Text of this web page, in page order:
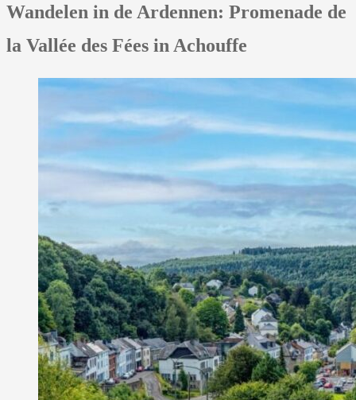
Wandelen in de Ardennen: Promenade de
la Vallée des Fées in Achouffe